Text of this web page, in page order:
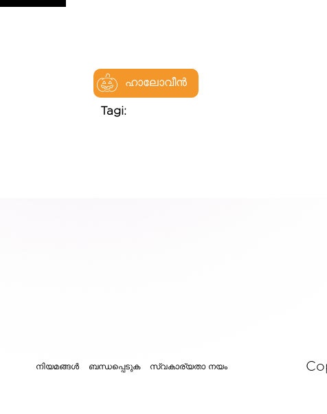
ഹാലോവീൻ
Tagi:
നിയമങ്ങൾ ബന്ധപ്പെടുക സ്വകാര്യതാ നയം